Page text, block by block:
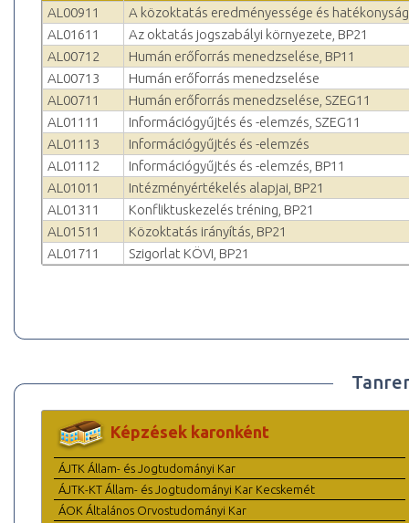
AL00911
A közoktatás eredményessége és
AL01611
Az oktatás jogszabályi környezete, BP21
AL00712
Humán erőforrás menedzselése, BP11
AL00713
Humán erőforrás menedzselése
AL00711
Humán erőforrás menedzselése, SZEG11
AL01111
Információgyűjtés és -elemzés, SZEG11
AL01113
Információgyűjtés és -elemzés
AL01112
Információgyűjtés és -elemzés, BP11
AL01011
Intézményértékelés alapjai, BP21
AL01311
Konfliktuskezelés tréning, BP21
AL01511
Közoktatás irányítás, BP21
AL01711
Szigorlat KÖVI, BP21
Képzések karonként
ÁJTK Állam- és Jogtudományi Kar
ÁJTK-KT Állam- és Jogtudományi Kar Kecskemét
ÁOK Általános Orvostudományi Kar